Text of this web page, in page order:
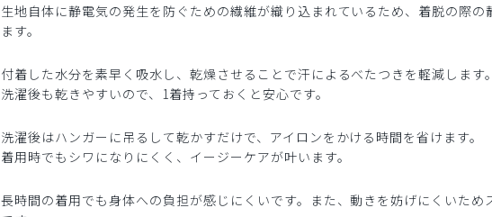
生地自体に静電気の発生を防ぐための繊維が織り込まれているため、着脱の際の
ます。
付着した水分を素早く吸水し、乾燥させることで汗によるべたつきを軽減します。
洗濯後も乾きやすいので、1着持っておくと安心です。
洗濯後はハンガーに吊るして乾かすだけで、アイロンをかける時間を省けます。
着用時でもシワになりにくく、イージーケアが叶います。
長時間の着用でも身体への負担が感じにくいです。また、動きを妨げにくいため